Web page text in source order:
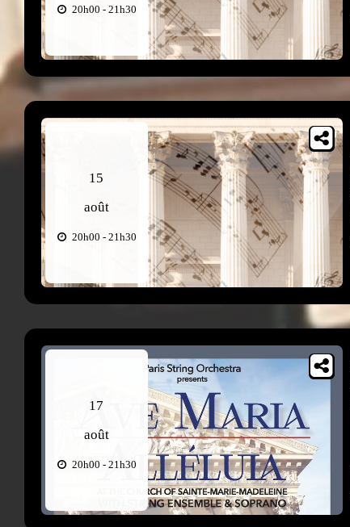
20h00 - 21h30
15
août
20h00 - 21h30
17
août
20h00 - 21h30